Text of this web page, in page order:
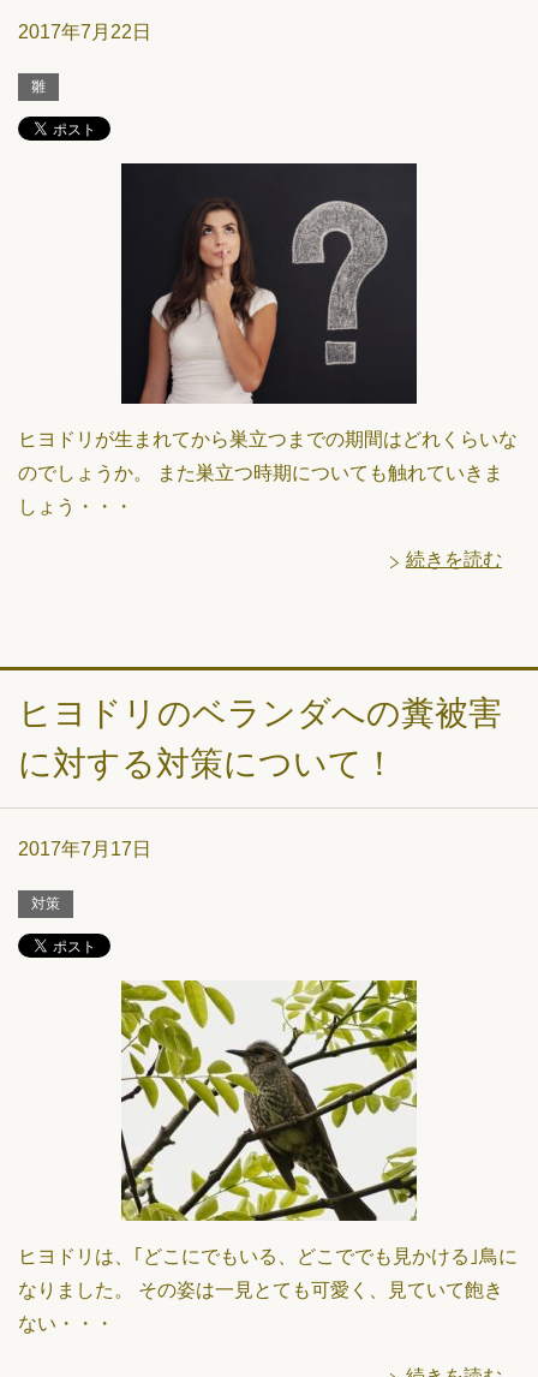
2017年7月22日
雛
ヒヨドリが生まれてから巣立つまでの期間はどれくらいな
のでしょうか。 また巣立つ時期についても触れていきま
しょう・・・
続きを読む
ヒヨドリのベランダへの糞被害
に対する対策について！
2017年7月17日
対策
ヒヨドリは、｢どこにでもいる、どこででも見かける｣鳥に
なりました。 その姿は一見とても可愛く、見ていて飽き
ない・・・